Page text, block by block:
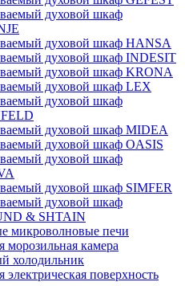
духовой шкаф
духовой шкаф HANSA
духовой шкаф INDESIT
духовой шкаф KRONA
духовой шкаф LEX
духовой шкаф
духовой шкаф MIDEA
духовой шкаф OASIS
духовой шкаф
духовой шкаф SIMFER
духовой шкаф
& SHTAIN
микроволновые печи
морозильная камера
холодильник
электрическая поверхность